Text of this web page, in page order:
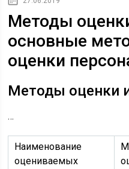
Методы
основные
оценки
Методы оценки
…
Наименование
оцениваемых